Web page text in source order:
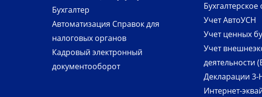
Бухгалтер
Автоматизация Справок для
налоговых органов
Кадровый электронный
документооборот
Учет АвтоУСН
Учет ценных
Учет
деятельности
Декларации
Интернет-